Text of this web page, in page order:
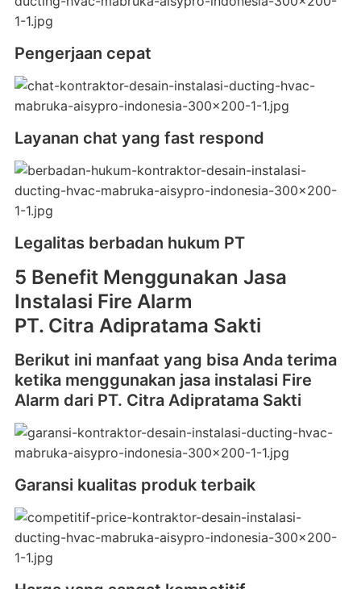
Pengerjaan cepat
Layanan chat yang fast respond
Legalitas berbadan hukum PT
5 Benefit Menggunakan Jasa
Instalasi Fire Alarm
PT. Citra Adipratama Sakti
Berikut ini manfaat yang bisa Anda terima
ketika menggunakan jasa instalasi Fire
Alarm dari PT. Citra Adipratama Sakti
Garansi kualitas produk terbaik